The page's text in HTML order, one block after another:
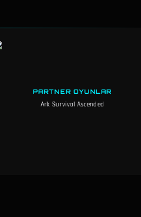
PARTNER OYUNLAR
Ark Survival Ascended